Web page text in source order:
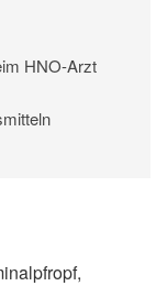
HNO-Arzt